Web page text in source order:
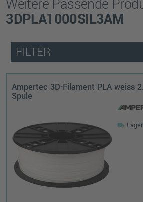
Weitere Passende
3DPLA1000SIL3AM
FILTER
Ampertec 3D-Filament PLA weiss
Spule
local_shipping